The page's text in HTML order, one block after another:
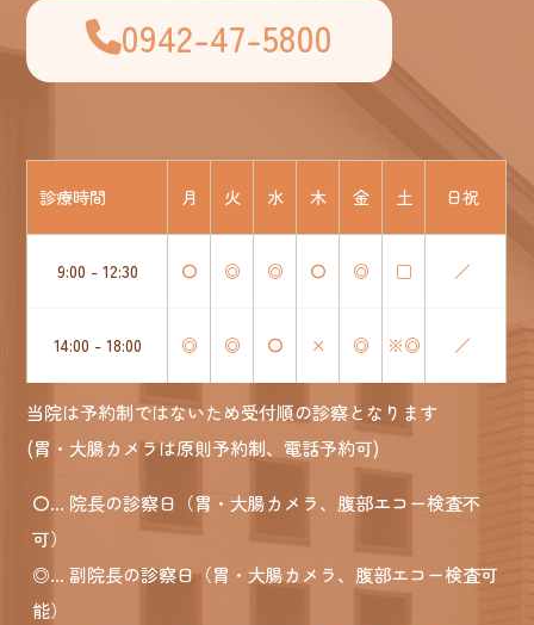
0942-47-5800
診療時間 月 火 水 木 金 土 日祝
9:00 - 12:30 〇 ◎ ◎ 〇 ◎ □ ／
14:00 - 18:00 ◎ ◎ 〇 × ◎ ※◎ ／
当院は予約制ではないため受付順の診察となります
(胃・大腸カメラは原則予約制、電話予約可)
〇... 院長の診察日（胃・大腸カメラ、腹部エコー検査不
可）
◎... 副院長の診察日（胃・大腸カメラ、腹部エコー検査可
能）